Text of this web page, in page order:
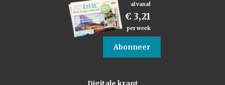
al vanaf
€ 3,21
per week
Abonneer